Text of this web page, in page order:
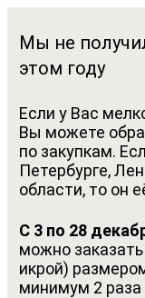
Мы не
этом году
Если у Вас
Вы можете
по закупкам.
Петербурге,
области, то он
С 3 по 28
можно
икрой)
минимум 2 раза